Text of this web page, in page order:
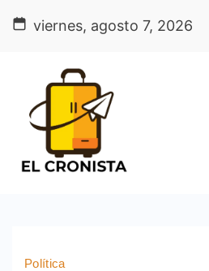
viernes, agosto 7, 2026
Política